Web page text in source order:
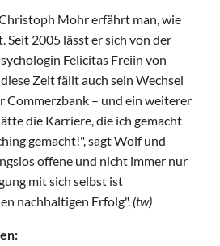
Mohr erfährt man, wie
Seit 2005 lässt er sich von der
Felicitas Freiin von
Zeit fällt auch sein Wechsel
Commerzbank – und ein weiterer
die Karriere, die ich gemacht
gemacht!", sagt Wolf und
offene und nicht immer nur
mit sich selbst ist
nachhaltigen Erfolg". (tw)